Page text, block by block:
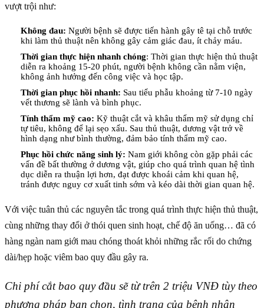
vượt trội như:
Không đau: Người bệnh sẽ được tiến hành gây tê tại chỗ trước
khi làm thủ thuật nên không gây cảm giác đau, ít chảy máu.
Thời gian thực hiện nhanh chóng: Thời gian thực hiện thủ thuật
diễn ra khoảng 15-20 phút, người bệnh không cần nằm viện,
không ảnh hưởng đến công việc và học tập.
Thời gian phục hồi nhanh: Sau tiểu phẫu khoảng từ 7-10 ngày
vết thương sẽ lành và bình phục.
Tính thẩm mỹ cao: Kỹ thuật cắt và khâu thẩm mỹ sử dụng chỉ
tự tiêu, không để lại sẹo xấu. Sau thủ thuật, dương vật trở về
hình dạng như bình thường, đảm bảo tính thẩm mỹ cao.
Phục hồi chức năng sinh lý: Nam giới không còn gặp phải các
vấn đề bất thường ở dương vật, giúp cho quá trình quan hệ tình
dục diễn ra thuận lợi hơn, đạt được khoái cảm khi quan hệ,
tránh được nguy cơ xuất tinh sớm và kéo dài thời gian quan hệ.
Với việc tuân thủ các nguyên tắc trong quá trình thực hiện thủ thuật,
cùng những thay đổi ở thói quen sinh hoạt, chế độ ăn uống… đã có
hàng ngàn nam giới mau chóng thoát khỏi những rắc rối do chứng
dài/hẹp hoặc viêm bao quy đầu gây ra.
Chi phí cắt bao quy đầu sẽ từ trên 2 triệu VNĐ tùy theo
phương pháp bạn chọn, tình trạng của bệnh nhân